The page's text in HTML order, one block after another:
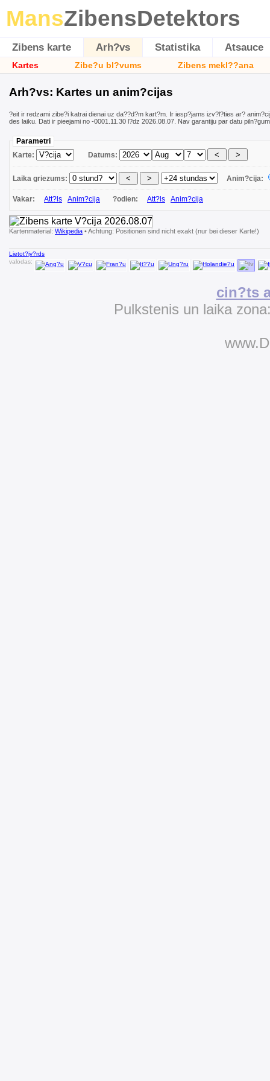
MansZibensDetektors
Zibens karte Arh?vs Statistika Atsauce
Kartes Zibe?u bl?vums Zibens mekl??ana
Arh?vs: Kartes un anim?cijas
?eit ir redzami zibe?i katrai dienai uz da??d?m kart?m. Ir iesp?jams izv?l?ties ar?
des laiku. Dati ir pieejami no -0001.11.30 l?dz 2026.08.07. Nav garantiju par datu
Parametri
Karte:
Datums:
Laika griezums: Anim?cija:
Vakar: Att?ls Anim?cija ?odien: Att?ls Anim?cija
Kartenmaterial: Wikipedia • Achtung: Positionen sind nicht exakt (nur bei dieser Karte!)
Lietot?jv?rds
valodas:
cin?ts
Pulkstenis un laika